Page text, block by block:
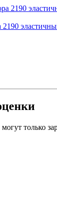
2190
только